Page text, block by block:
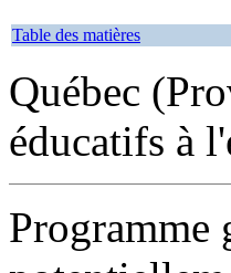
Table des matières
Québec
éducatifs à
Programme